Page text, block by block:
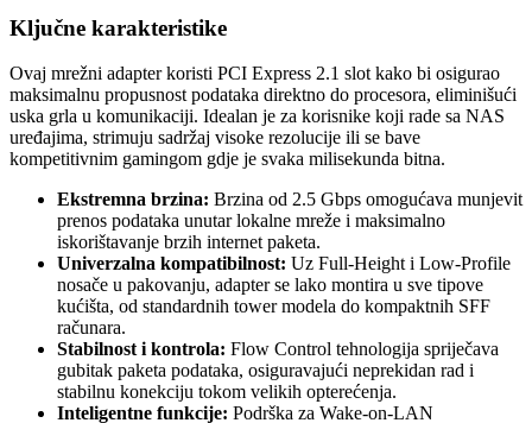
Ključne karakteristike
Ovaj mrežni adapter koristi PCI Express 2.1 slot kako bi osigurao
maksimalnu propusnost podataka direktno do procesora, eliminišući
uska grla u komunikaciji. Idealan je za korisnike koji rade sa NAS
uređajima, strimuju sadržaj visoke rezolucije ili se bave
kompetitivnim gamingom gdje je svaka milisekunda bitna.
Ekstremna brzina: Brzina od 2.5 Gbps omogućava munjevit
prenos podataka unutar lokalne mreže i maksimalno
iskorištavanje brzih internet paketa.
Univerzalna kompatibilnost: Uz Full-Height i Low-Profile
nosače u pakovanju, adapter se lako montira u sve tipove
kućišta, od standardnih tower modela do kompaktnih SFF
računara.
Stabilnost i kontrola: Flow Control tehnologija spriječava
gubitak paketa podataka, osiguravajući neprekidan rad i
stabilnu konekciju tokom velikih opterećenja.
Inteligentne funkcije: Podrška za Wake-on-LAN